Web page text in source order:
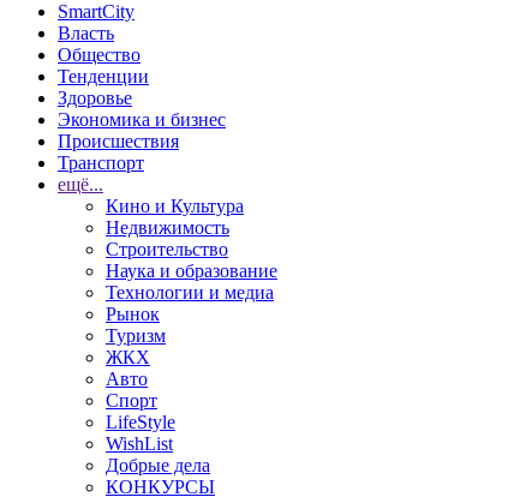
SmartCity
Власть
Общество
Тенденции
Здоровье
Экономика и бизнес
Происшествия
Транспорт
ещё...
Кино и Культура
Недвижимость
Строительство
Наука и образование
Технологии и медиа
Рынок
Туризм
ЖКХ
Авто
Спорт
LifeStyle
WishList
Добрые дела
КОНКУРСЫ